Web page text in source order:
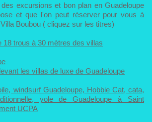
excursions et bon plan en Guadeloupe
et que l'on peut réserver pour vous à
Boubou ( cliquez sur les titres)
18 trous à 30 mètres des villas
les villas de luxe de Guadeloupe
windsurf Guadeloupe, Hobbie Cat, cata,
yole de Guadeloupe à Saint
UCPA